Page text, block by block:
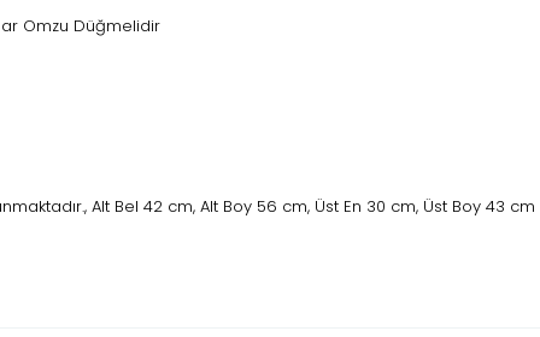
Omzu Düğmelidir
Alt Bel 42 cm, Alt Boy 56 cm, Üst En 30 cm, Üst Boy 43 cm